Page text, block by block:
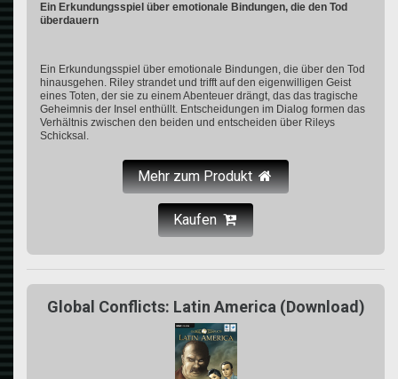
Ein Erkundungsspiel über emotionale Bindungen, die den Tod
überdauern
Ein Erkundungsspiel über emotionale Bindungen, die über den Tod
hinausgehen. Riley strandet und trifft auf den eigenwilligen Geist
eines Toten, der sie zu einem Abenteuer drängt, das das tragische
Geheimnis der Insel enthüllt. Entscheidungen im Dialog formen das
Verhältnis zwischen den beiden und entscheiden über Rileys
Schicksal.
Mehr zum Produkt
Kaufen
Global Conflicts: Latin America (Download)